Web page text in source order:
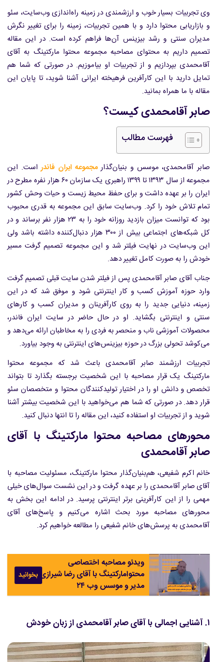
وی تجربیات بسیار خوب و ارزشمندی در زمینه راه‌اندازی وب‌سایت، سئو
و بازاریابی محتوا دارد و با همین تجربیات، زمینه را برای تغییر نگرش
مدیران سنتی و رشد بیزینس آن‌ها فراهم کرده است. در این مقاله
تصمیم داریم به محتوای مصاحبه مجموعه محتوا مارکتینگ به آقای
آقامحمدی بپردازیم و از تجربیات او بیاموزیم. در صورتی که شما هم
تمایل دارید با این کارآفرین فرهیخته ایرانی آشنا شوید، تا پایان این
مقاله با ما همراه بمانید.
صابر آقامحمدی کیست؟
فهرست مطالب
صابر آقامحمدی، موسس و بنیان‌گذارمجموعه ایران فاندراست. این
مجموعه از سال ۱۳۹۳ تا ۱۳۹۹ راهبری یک سازمان ۶۰ هزار نفره مطرح در
ایران را بر عهده داشت و برای حفظ محیط زیست و حیات وحش کشور
تمام تلاش خود را کرد. وب‌سایت سابق این مجموعه به قدری محبوب
بود که توانست میزان بازدید روزانه خود را به ۲۳ هزار نفر برساند و در
کل شبکه‌های اجتماعی بیش از ۳۰۰ هزار دنبال‌کننده داشته باشد ولی
این وب‌سایت در نهایت فیلتر شد و این مجموعه تصمیم گرفت مسیر
خودش را به صورت کامل تغییر دهد.
جناب آقای صابر آقامحمدی پس از فیلتر شدن سایت قبلی تصمیم گرفت
وارد حوزه آموزش کسب و کار اینترنتی شود و موفق شد که در این
زمینه، دنیایی جدید را به روی کارآفرینان و مدیران کسب و کارهای
سنتی و اینترنتی بگشاید. او در حال حاضر در سایت ایران فاندر،
محصولات آموزشی ناب و منحصر به فردی را به مخاطبان ارائه می‌دهد و
می‌کوشد تحولی بزرگ در حوزه بیزینس‌های اینترنتی به وجود بیاورد.
تجربیات ارزشمند صابر آقامحمدی باعث شد که مجموعه محتوا
مارکتینگ یک قرار مصاحبه با این شخصیت برجسته بگذارد تا بتواند
تخصص و دانش او را در اختیار تولیدکنندگان محتوا و متخصصان سئو
قرار دهد. در صورتی که شما هم می‌خواهید با این شخصیت بیشتر آشنا
شوید و از تجربیات او استفاده کنید، این مقاله را تا انتها دنبال کنید.
محورهای مصاحبه محتوا مارکتینگ با آقای
صابر آقامحمدی
خانم اکرم شفیعی، هم‌بنیان‌گذار محتوا مارکتینگ، مسئولیت مصاحبه با
آقای صابر آقامحمدی را بر عهده گرفت و در این نشست سوال‌های خیلی
مهمی را از این کارآفرینی برتر اینترنتی پرسید. در ادامه این بخش به
محورهای مصاحبه مورد بحث اشاره می‌کنیم و پاسخ‌های آقای
آقامحمدی به پرسش‌های خانم شفیعی را مطالعه خواهیم کرد.
ویدئو مصاحبه اختصاصی
محتوامارکتینگ با آقای رضا شیرازی
مدیر و موسس وب ۲۴
بخوانید
۱. آشنایی اجمالی با آقای صابر آقامحمدی از زبان خودش